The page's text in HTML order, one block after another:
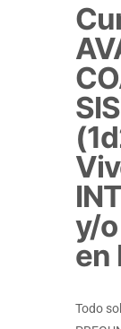
y/o
en
Todo